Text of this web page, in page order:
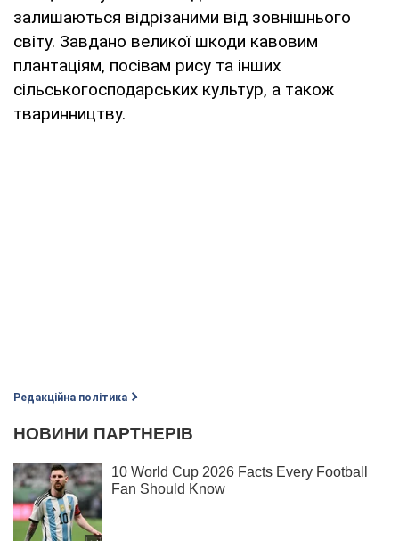
залишаються відрізаними від зовнішнього
світу. Завдано великої шкоди кавовим
плантаціям, посівам рису та інших
сільськогосподарських культур, а також
тваринництву.
Редакційна політика